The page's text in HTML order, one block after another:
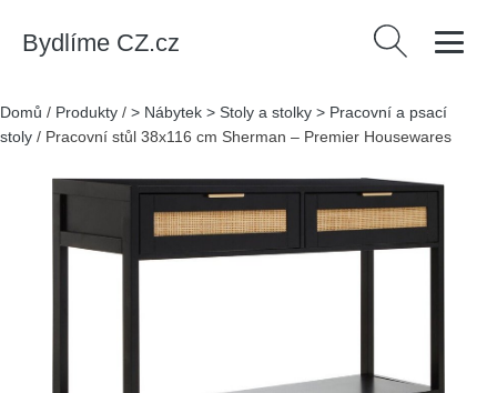
Bydlíme CZ.cz Vyhledávání
Domů / Produkty / > Nábytek > Stoly a stolky > Pracovní a psací
stoly / Pracovní stůl 38x116 cm Sherman – Premier Housewares